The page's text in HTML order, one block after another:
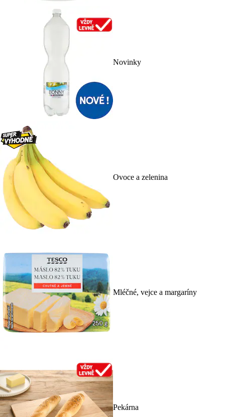
Novinky
Ovoce a zelenina
Mléčné, vejce a margaríny
Pekárna